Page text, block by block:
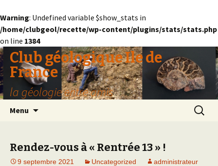
Warning: Undefined variable $show_stats in
/home/clubgeol/recette/wp-content/plugins/stats/stats.php
on line 1384
Club géologique Ile de
France
la géologie entre amis
Menu
Rendez-vous à « Rentrée 13 » !
9 septembre 2021 Uncategorized administrateur